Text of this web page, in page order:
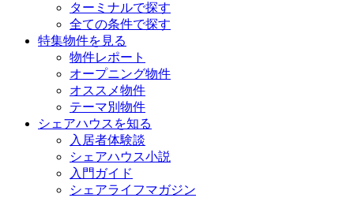
ターミナルで探す
全ての条件で探す
特集物件を見る
物件レポート
オープニング物件
オススメ物件
テーマ別物件
シェアハウスを知る
入居者体験談
シェアハウス小説
入門ガイド
シェアライフマガジン